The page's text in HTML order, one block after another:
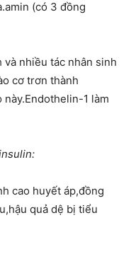
(có 3 đồng
nhiều tác nhân sinh
cơ trơn thành
1 làm
cao huyết áp,đồng
quả dệ bị tiểu